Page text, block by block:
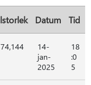
Datum Tid
14-
jan-
2025
18
:0
5